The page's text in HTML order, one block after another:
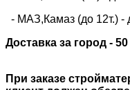
- МАЗ,Камаз (до 12т.) -
Доставка за город -
При заказе